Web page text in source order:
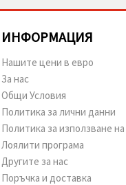
ИНФОРМАЦИЯ
Нашите цени в евро
За нас
Общи Условия
Политика за лични данни
Политика за използване
Лоялити програма
Другите за нас
Поръчка и доставка